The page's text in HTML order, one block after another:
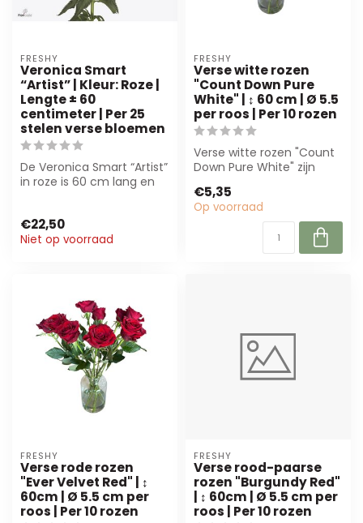
FRESHY
Veronica Smart
“Artist” | Kleur: Roze |
Lengte ± 60
centimeter | Per 25
stelen verse bloemen
De Veronica Smart “Artist”
in roze is 60 cm lang en
€22,50
Niet op voorraad
FRESHY
Verse witte rozen
"Count Down Pure
White" | ↕ 60 cm | Ø 5.5
per roos | Per 10 rozen
Verse witte rozen "Count
Down Pure White" zijn
royale bloe...
€5,35
Op voorraad
FRESHY
Verse rode rozen
"Ever Velvet Red" | ↕
60cm | Ø 5.5 cm per
roos | Per 10 rozen
FRESHY
Verse rood-paarse
rozen "Burgundy Red"
| ↕ 60cm | Ø 5.5 cm per
roos | Per 10 rozen